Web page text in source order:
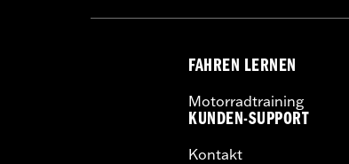
FAHREN LERNEN
Motorradtraining
KUNDEN-SUPPORT
Kontakt